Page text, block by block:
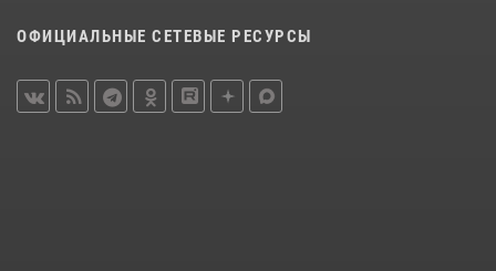
ОФИЦИАЛЬНЫЕ СЕТЕВЫЕ РЕСУРСЫ